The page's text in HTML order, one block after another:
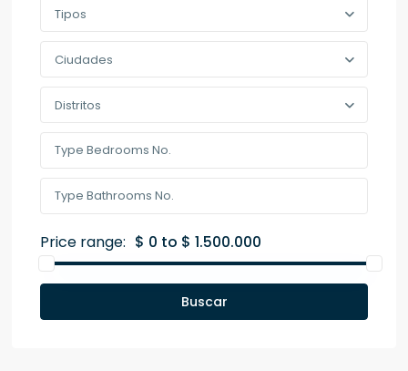
Tipos
Ciudades
Distritos
Price range: $ 0 to $ 1.500.000
Buscar